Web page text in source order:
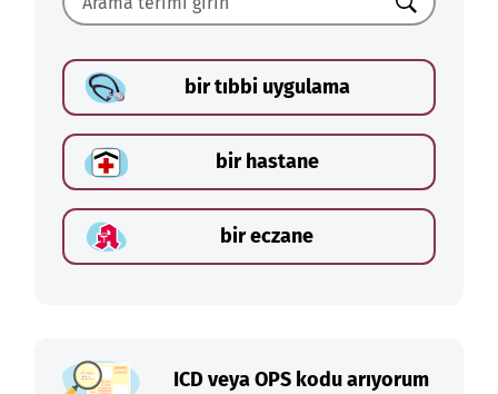
Ara
bir tıbbi uygulama
bir hastane
bir eczane
ICD veya OPS kodu arıyorum